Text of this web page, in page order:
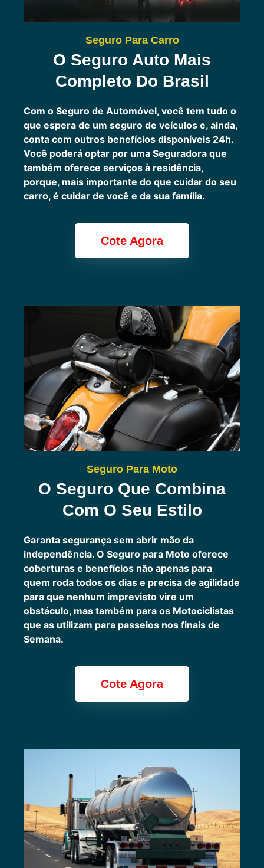
Seguro Para Carro
O Seguro Auto Mais
Completo Do Brasil
Com o Seguro de Automóvel, você tem tudo o
que espera de um seguro de veículos e, ainda,
conta com outros benefícios disponíveis 24h.
Você poderá optar por uma Seguradora que
também oferece serviços à residência,
porque, mais importante do que cuidar do seu
carro, é cuidar de você e da sua família.
Cote Agora
Seguro Para Moto
O Seguro Que Combina
Com O Seu Estilo
Garanta segurança sem abrir mão da
independência. O Seguro para Moto oferece
coberturas e benefícios não apenas para
quem roda todos os dias e precisa de agilidade
para que nenhum imprevisto vire um
obstáculo, mas também para os Motociclistas
que as utilizam para passeios nos finais de
Semana.
Cote Agora